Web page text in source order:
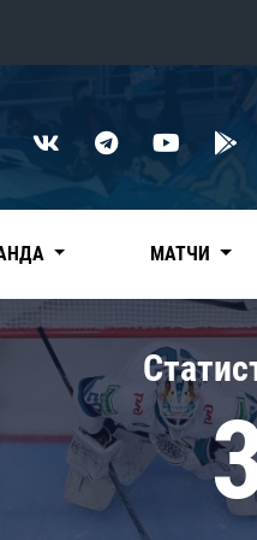
Нефтехимик
Дивизион Чернышева
Авангард
Адмирал
КХЛ
МАТЧИ